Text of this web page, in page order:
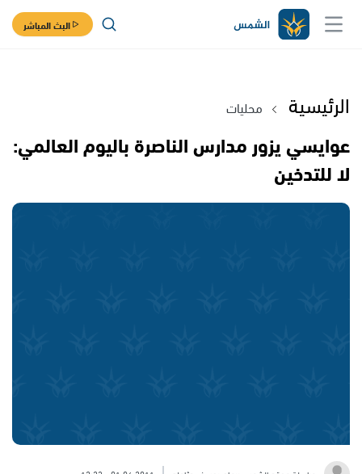
البث المباشر
الرئيسية محليات
عوايسي يزور مدارس الناصرة باليوم العالمي:
لا للتدخين